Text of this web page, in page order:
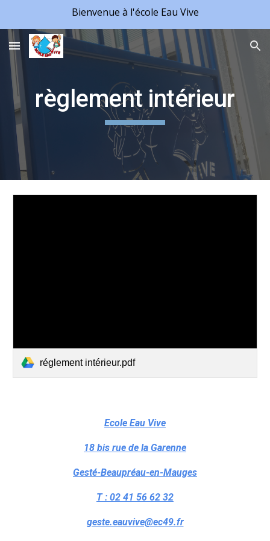
Bienvenue à l'école Eau Vive
règlement intérieur
réglement intérieur.pdf
Ecole Eau Vive
18 bis rue de la Garenne
Gesté-Beaupréau-en-Mauges
T : 02 41 56 62 32
geste.eauvive@ec49.fr